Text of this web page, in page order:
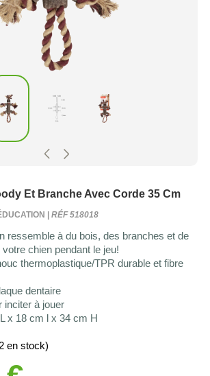
Et Branche Avec Corde 35 Cm
| RÉF 518018
ressemble à du bois, des branches et de
chien pendant le jeu!
thermoplastique/TPR durable et fibre
dentaire
inciter à jouer
x 18 cm l x 34 cm H
en stock)